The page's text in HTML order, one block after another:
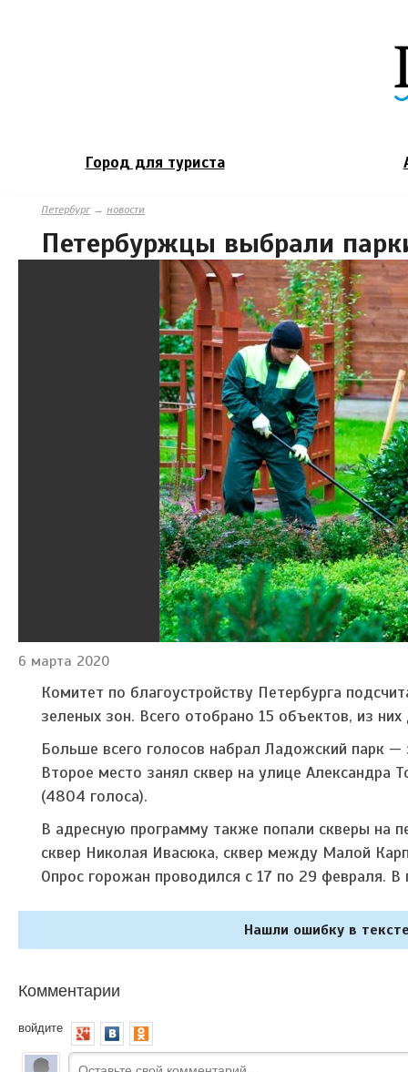
Город для туриста
Петербург→ новости
Петербуржцы выбрали
6 марта 2020
Комитет по благоустройству Петербурга
зеленых зон. Всего отобрано 15 объектов, из
Больше всего голосов набрал Ладожский парк —
Второе место занял сквер на улице Александра
(4804 голоса).
В адресную программу также попали скверы на
сквер Николая Ивасюка, сквер между Малой
Опрос горожан проводился с 17 по 29 февраля.
Нашли ошибку в
Комментарии
войдите